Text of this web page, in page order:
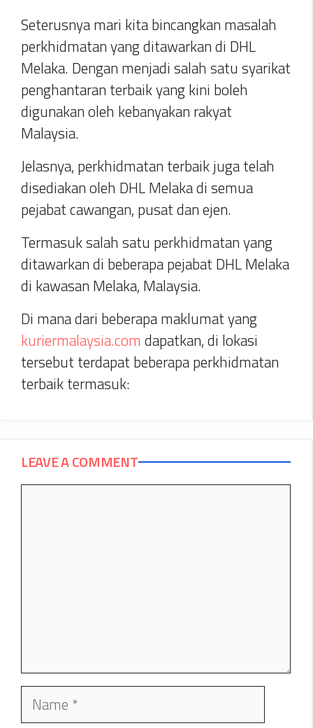
Seterusnya mari kita bincangkan masalah
perkhidmatan yang ditawarkan di DHL
Melaka. Dengan menjadi salah satu syarikat
penghantaran terbaik yang kini boleh
digunakan oleh kebanyakan rakyat
Malaysia.
Jelasnya, perkhidmatan terbaik juga telah
disediakan oleh DHL Melaka di semua
pejabat cawangan, pusat dan ejen.
Termasuk salah satu perkhidmatan yang
ditawarkan di beberapa pejabat DHL Melaka
di kawasan Melaka, Malaysia.
Di mana dari beberapa maklumat yang
kuriermalaysia.com dapatkan, di lokasi
tersebut terdapat beberapa perkhidmatan
terbaik termasuk:
LEAVE A COMMENT
Name